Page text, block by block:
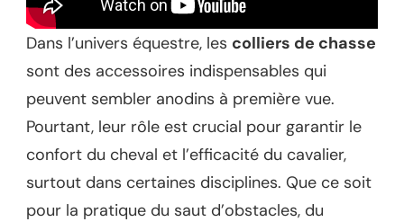
Dans l’univers équestre, les colliers de chasse
sont des accessoires indispensables qui
peuvent sembler anodins à première vue.
Pourtant, leur rôle est crucial pour garantir le
confort du cheval et l’efficacité du cavalier,
surtout dans certaines disciplines. Que ce soit
pour la pratique du saut d’obstacles, du